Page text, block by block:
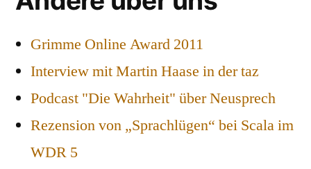
Grimme Online Award 2011
Interview mit Martin Haase in der taz
Podcast "Die Wahrheit" über Neusprech
Rezension von „Sprachlügen“ bei Scala im
WDR 5